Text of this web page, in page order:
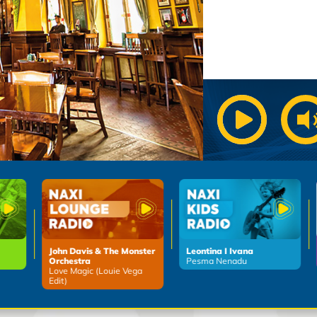
John Davis & The Monster
Orchestra
Love Magic (Louie Vega
Edit)
Leontina I Ivana
Pesma Nenadu